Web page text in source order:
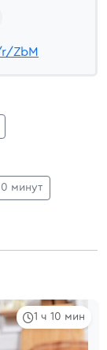
ZbM
минут
1 ч 10 мин